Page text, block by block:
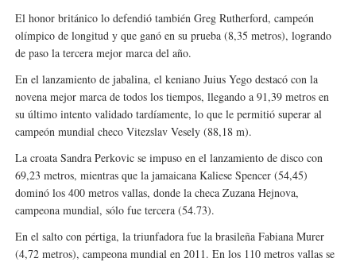
El honor británico lo defendió también Greg Rutherford, campeón
olímpico de longitud y que ganó en su prueba (8,35 metros), logrando
de paso la tercera mejor marca del año.
En el lanzamiento de jabalina, el keniano Juius Yego destacó con la
novena mejor marca de todos los tiempos, llegando a 91,39 metros en
su último intento validado tardíamente, lo que le permitió superar al
campeón mundial checo Vitezslav Vesely (88,18 m).
La croata Sandra Perkovic se impuso en el lanzamiento de disco con
69,23 metros, mientras que la jamaicana Kaliese Spencer (54,45)
dominó los 400 metros vallas, donde la checa Zuzana Hejnova,
campeona mundial, sólo fue tercera (54.73).
En el salto con pértiga, la triunfadora fue la brasileña Fabiana Murer
(4,72 metros), campeona mundial en 2011. En los 110 metros vallas se